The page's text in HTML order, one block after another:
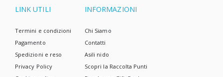
LINK UTILI
Termini e condizioni
Pagamento
Spedizioni e reso
Privacy Policy
INFORMAZIONI
Chi Siamo
Contatti
Asili nido
Scopri la Raccolta Punti